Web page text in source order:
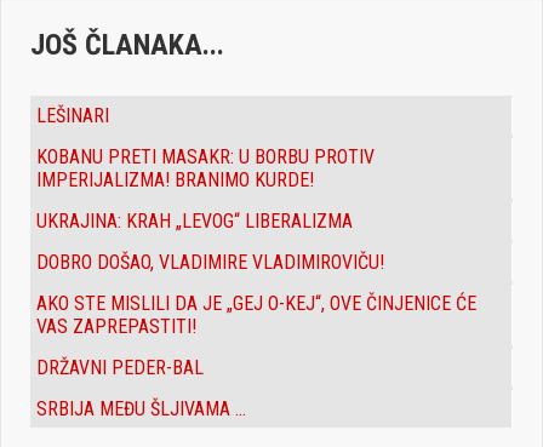
JOŠ ČLANAKA...
LEŠINARI
KOBANU PRETI MASAKR: U BORBU PROTIV
IMPERIJALIZMA! BRANIMO KURDE!
UKRAJINA: KRAH „LEVOG“ LIBERALIZMA
DOBRO DOŠAO, VLADIMIRE VLADIMIROVIČU!
AKO STE MISLILI DA JE „GEJ O-KEJ“, OVE ČINJENICE ĆE
VAS ZAPREPASTITI!
DRŽAVNI PEDER-BAL
SRBIJA MEĐU ŠLJIVAMA ...